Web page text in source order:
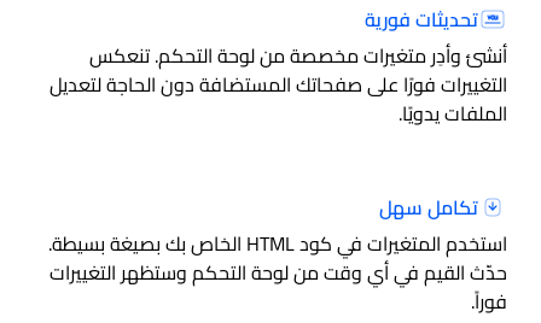
تحديثات فورية
أنشئ وأدِر متغيرات مخصصة من لوحة التحكم. تنعكس
التغييرات فورًا على صفحاتك المستضافة دون الحاجة لتعديل
الملفات يدويًا.
تكامل سهل
استخدم المتغيرات في كود HTML الخاص بك بصيغة بسيطة.
حدّث القيم في أي وقت من لوحة التحكم وستظهر التغييرات
فوراً.